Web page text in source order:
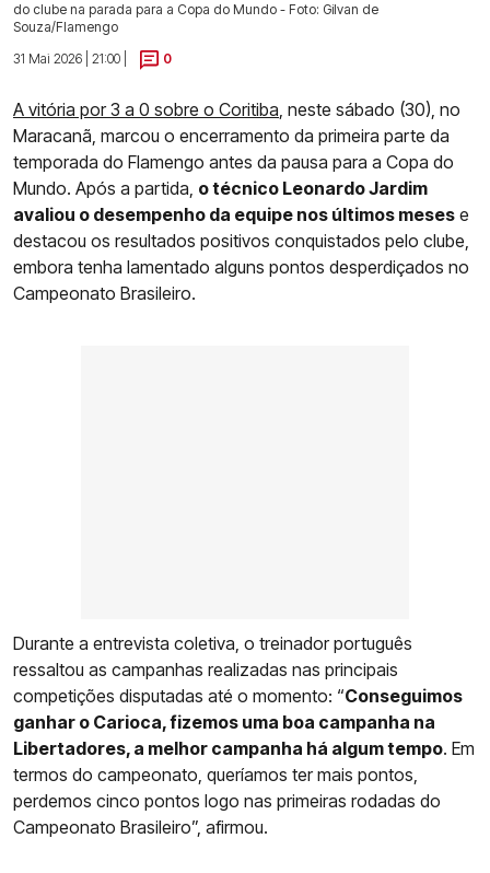
do clube na parada para a Copa do Mundo - Foto: Gilvan de
Souza/Flamengo
31 Mai 2026 | 21:00 |
0
A vitória por 3 a 0 sobre o Coritiba , neste sábado (30), no
Maracanã, marcou o encerramento da primeira parte da
temporada do Flamengo antes da pausa para a Copa do
Mundo. Após a partida, o técnico Leonardo Jardim
avaliou o desempenho da equipe nos últimos meses e
destacou os resultados positivos conquistados pelo clube,
embora tenha lamentado alguns pontos desperdiçados no
Campeonato Brasileiro.
Durante a entrevista coletiva, o treinador português
ressaltou as campanhas realizadas nas principais
competições disputadas até o momento: “Conseguimos
ganhar o Carioca, fizemos uma boa campanha na
Libertadores, a melhor campanha há algum tempo. Em
termos do campeonato, queríamos ter mais pontos,
perdemos cinco pontos logo nas primeiras rodadas do
Campeonato Brasileiro”, afirmou.